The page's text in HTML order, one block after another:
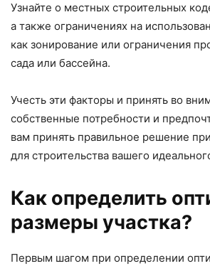
Узнайте о местных строительных
а также ограничениях на
как зонирование или ограничения
сада или бассейна.
Учесть эти факторы и принять во
собственные потребности и
вам принять правильное решение
для строительства вашего
Как определить
размеры участка?
Первым шагом при определении